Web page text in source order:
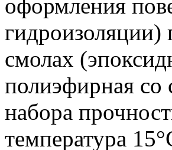
оформления
смолах
полиэфирная со
набора
температура